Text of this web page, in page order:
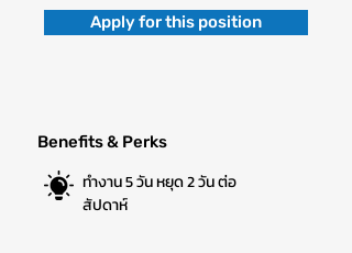
Apply for this position
Benefits & Perks
ทำงาน 5 วัน หยุด 2 วัน ต่อ
สัปดาห์